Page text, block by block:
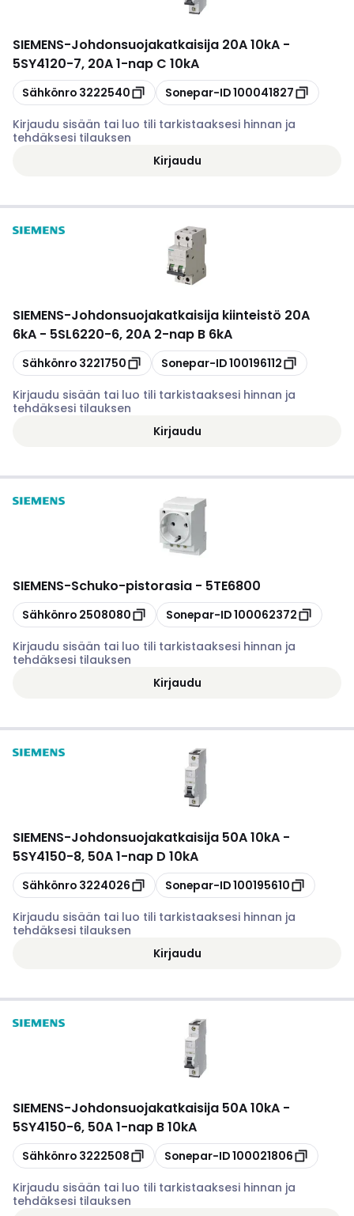
SIEMENS-Johdonsuojakatkaisija 20A 10kA -
5SY4120-7, 20A 1-nap C 10kA
Kopioi
Sähkönro 3222540 Kopioi
Sonepar-ID100041827
Kirjaudu sisään tai luo tili tarkistaaksesi hinnan ja
tehdäksesi tilauksen
Kirjaudu
SIEMENS-Johdonsuojakatkaisija kiinteistö 20A
6kA - 5SL6220-6, 20A 2-nap B 6kA
Kopioi
Sähkönro 3221750 Kopioi
Sonepar-ID100196112
Kirjaudu sisään tai luo tili tarkistaaksesi hinnan ja
tehdäksesi tilauksen
Kirjaudu
SIEMENS-Schuko-pistorasia - 5TE6800
Kopioi
Sähkönro 2508080 Kopioi
Sonepar-ID100062372
Kirjaudu sisään tai luo tili tarkistaaksesi hinnan ja
tehdäksesi tilauksen
Kirjaudu
SIEMENS-Johdonsuojakatkaisija 50A 10kA -
5SY4150-8, 50A 1-nap D 10kA
Kopioi
Sähkönro 3224026 Kopioi
Sonepar-ID100195610
Kirjaudu sisään tai luo tili tarkistaaksesi hinnan ja
tehdäksesi tilauksen
Kirjaudu
SIEMENS-Johdonsuojakatkaisija 50A 10kA -
5SY4150-6, 50A 1-nap B 10kA
Kopioi
Sähkönro 3222508 Kopioi
Sonepar-ID100021806
Kirjaudu sisään tai luo tili tarkistaaksesi hinnan ja
tehdäksesi tilauksen